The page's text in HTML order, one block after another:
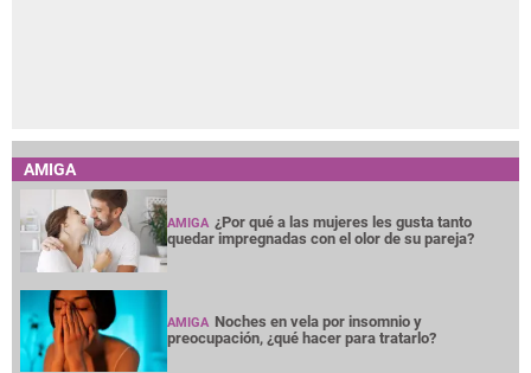
AMIGA
AMIGA ¿Por qué a las mujeres les gusta tanto
quedar impregnadas con el olor de su pareja?
AMIGA Noches en vela por insomnio y
preocupación, ¿qué hacer para tratarlo?